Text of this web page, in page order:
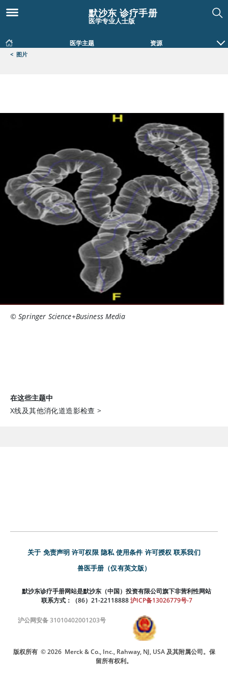
默沙东 诊疗手册
医学专业人士版
医学主题 资源
< 图片
© Springer Science+Business Media
在这些主题中
X线及其他消化道造影检查 >
关于 免责声明 许可权限 隐私 使用条件 许可授权 联系我们
兽医手册（仅有英文版）
默沙东诊疗手册网站是默沙东（中国）投资有限公司旗下非营利性网站
联系方式：（86）21-22118888 沪ICP备13026779号-7
沪公网安备 31010402001203号
版权所有 © 2026 Merck & Co., Inc., Rahway, NJ, USA 及其附属公司。保
留所有权利。